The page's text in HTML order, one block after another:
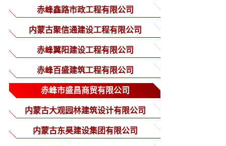
赤峰鑫路市政工程有限公司
内蒙古聚信通建设工程有限公司
赤峰翼阳建设工程有限公司
赤峰百盛建筑工程有限公司
赤峰市盛昌商贸有限公司
内蒙古大观园林建筑设计有限公司
内蒙古东昊建设集团有限公司